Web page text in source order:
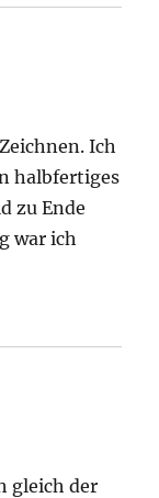
Ich
halbfertiges
zu Ende
war ich
gleich der